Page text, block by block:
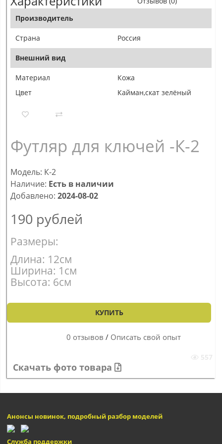
Производитель
Страна Россия
Внешний вид
Материал
Кожа
Цвет
Кайман,скат зелёный
Футляр для ключей -К-2
Модель: К-2
Наличие: Есть в наличии
Добавлено: 2024-08-02
190 рублей
Размеры:
Длина: 12см
Ширина: 1см
Высота: 6см
КУПИТЬ
0 отзывов / Описать свой опыт
Скачать фото товара
Анонсы новинок, подробный разбор моделей
Служба поддержки